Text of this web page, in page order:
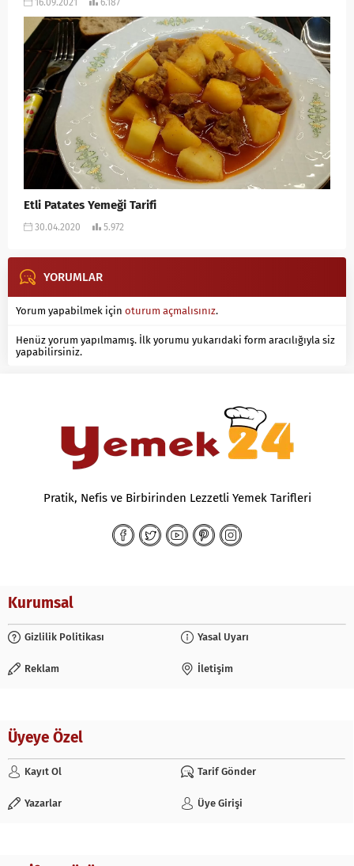
16.09.2021 6.187
Etli Patates Yemeği Tarifi
30.04.2020 5.972
YORUMLAR
Yorum yapabilmek için oturum açmalısınız.
Henüz yorum yapılmamış. İlk yorumu yukarıdaki form aracılığıyla siz
yapabilirsiniz.
Pratik, Nefis ve Birbirinden Lezzetli Yemek Tarifleri
Kurumsal
Gizlilik Politikası Yasal Uyarı
Reklam İletişim
Üyeye Özel
Kayıt Ol Tarif Gönder
Yazarlar Üye Girişi